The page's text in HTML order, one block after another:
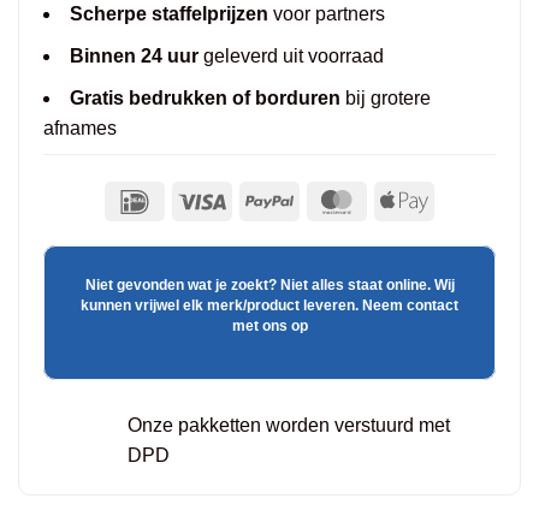
Scherpe staffelprijzen voor partners
Binnen 24 uurgeleverd uit voorraad
Gratis bedrukken of borduren bij grotere
afnames
Niet gevonden wat je zoekt? Niet alles staat online. Wij
kunnen vrijwel elk merk/product leveren. Neem contact
met ons op
Onze pakketten worden verstuurd met
DPD